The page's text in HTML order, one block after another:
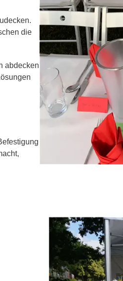
die
abdecken